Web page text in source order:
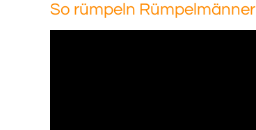
So rümpeln Rümpelmänner